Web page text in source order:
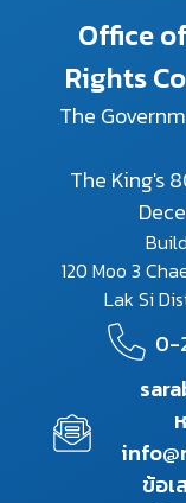
Office
Rights
The
The King's
120 Moo 3
Lak Si
0-
ข้อเ